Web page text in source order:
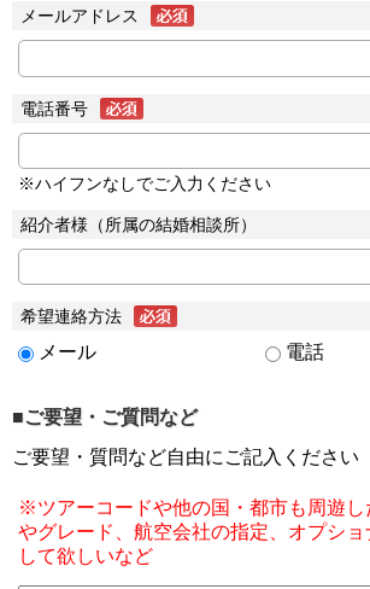
メールアドレス
電話番号
※ハイフンなしでご入力ください
紹介者様（所属の結婚相談所）
希望連絡方法
メール 電話
■ご要望・ご質問など
ご要望・質問など自由にご記入ください
※ツアーコードや他の国・都市も周遊
やグレード、航空会社の指定、オプシ
して欲しいなど